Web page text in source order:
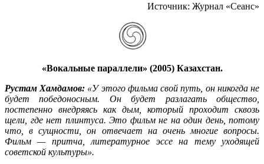
Источник: Журнал «Сеанс»
«Вокальные параллели» (2005) Казахстан.
Рустам Хамдамов: «У этого фильма свой путь, он никогда не
будет победоносным. Он будет разлагать общество,
постепенно внедряясь как дым, который проходит сквозь
щели, где нет плинтуса. Это фильм не на один день, потому
что, в сущности, он отвечает на очень многие вопросы.
Фильм — притча, литературное эссе на тему уходящей
советской культуры».